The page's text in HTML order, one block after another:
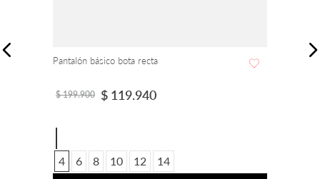
$ 189 900 $ 69 900